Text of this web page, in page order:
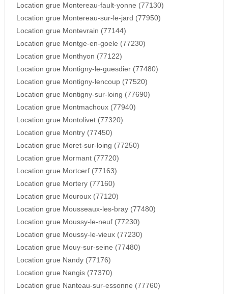
Location grue Montereau-fault-yonne (77130)
Location grue Montereau-sur-le-jard (77950)
Location grue Montevrain (77144)
Location grue Montge-en-goele (77230)
Location grue Monthyon (77122)
Location grue Montigny-le-guesdier (77480)
Location grue Montigny-lencoup (77520)
Location grue Montigny-sur-loing (77690)
Location grue Montmachoux (77940)
Location grue Montolivet (77320)
Location grue Montry (77450)
Location grue Moret-sur-loing (77250)
Location grue Mormant (77720)
Location grue Mortcerf (77163)
Location grue Mortery (77160)
Location grue Mouroux (77120)
Location grue Mousseaux-les-bray (77480)
Location grue Moussy-le-neuf (77230)
Location grue Moussy-le-vieux (77230)
Location grue Mouy-sur-seine (77480)
Location grue Nandy (77176)
Location grue Nangis (77370)
Location grue Nanteau-sur-essonne (77760)